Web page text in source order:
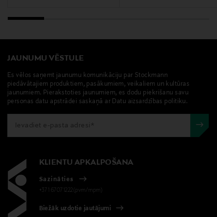
JAUNUMU VĒSTULE
Es vēlos saņemt jaunumu komunikāciju par Stockmann
piedāvātajiem produktiem, pasākumiem, veikaliem un kultūras
jaunumiem. Pierakstoties jaunumiem, es dodu piekrišanu savu
personas datu apstrādei saskaņā ar Datu aizsardzības politiku.
KLIENTU APKALPOŠANA
Sazināties
+371 67071222(pvm/mpm)
Biežāk uzdotie jautājumi